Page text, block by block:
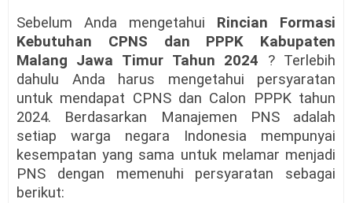
Sebelum Anda mengetahui Rincian Formasi
Kebutuhan CPNS dan PPPK Kabupaten
Malang Jawa TimurTahun 2024 ? Terlebih
dahulu Anda harus mengetahui persyaratan
untuk mendapat CPNS dan Calon PPPK tahun
2024. Berdasarkan Manajemen PNS adalah
setiap warga negara Indonesia mempunyai
kesempatan yang sama untuk melamar menjadi
PNS dengan memenuhi persyaratan sebagai
berikut: